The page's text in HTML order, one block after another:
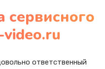
сервисного
ответственный